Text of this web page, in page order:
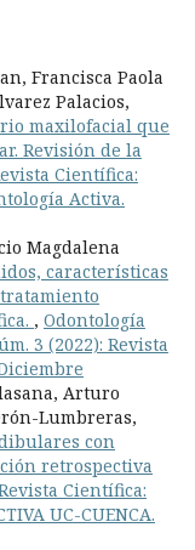
Francisca Paola
Palacios,
maxilofacial que
Revisión de la
Científica:
Activa.
Magdalena
características
, Odontología
3 (2022): Revista
Arturo
Lumbreras,
con
retrospectiva
Científica:
UC-CUENCA.